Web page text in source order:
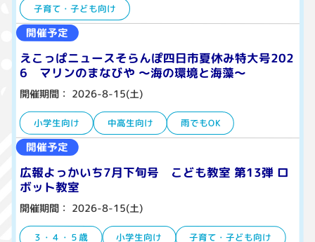
子育て・子ども向け
開催予定
えこっぱニュースそらんぽ四日市夏休み特大号202
6 マリンのまなびや ～海の環境と海藻～
開催期間： 2026-8-15(土)
小学生向け 中高生向け 雨でもOK
開催予定
広報よっかいち7月下旬号 こども教室 第13弾 ロ
ボット教室
開催期間： 2026-8-15(土)
３・４・５歳 小学生向け 子育て・子ども向け